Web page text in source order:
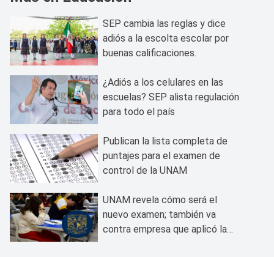
SEP cambia las reglas y dice
adiós a la escolta escolar por
buenas calificaciones.
¿Adiós a los celulares en las
escuelas? SEP alista regulación
para todo el país
Publican la lista completa de
puntajes para el examen de
control de la UNAM
UNAM revela cómo será el
nuevo examen; también va
contra empresa que aplicó la